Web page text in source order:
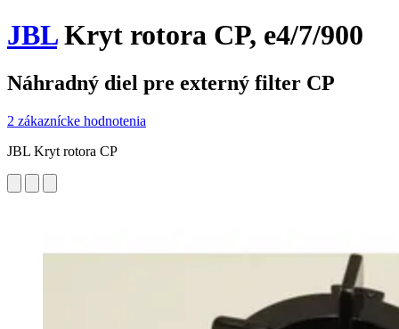
JBLKryt rotora CP, e4/7/900
Náhradný diel pre externý filter CP
2 zákaznícke hodnotenia
JBL Kryt rotora CP